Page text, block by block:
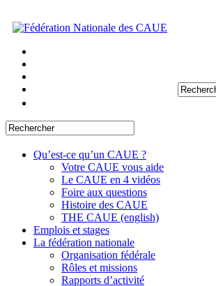
Qu’est-ce qu’un CAUE ?
Votre CAUE vous aide
Le CAUE en 4 vidéos
Foire aux questions
Histoire des CAUE
THE CAUE (english)
Emplois et stages
La fédération nationale
Organisation fédérale
Rôles et missions
Rapports d’activité